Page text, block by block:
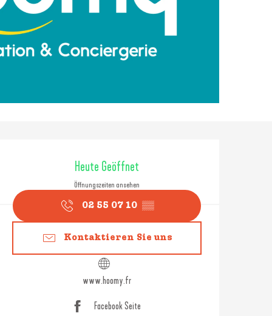
Öffnungszeiten &
Heute Geöffnet
Öffnungszeiten ansehen
02 55 07 10 ▒▒
Kontaktieren Sie uns
www.hoomy.fr
Facebook Seite